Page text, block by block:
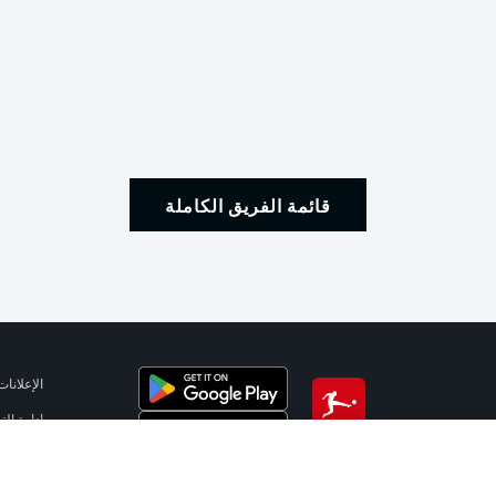
قائمة الفريق الكاملة
إدارة